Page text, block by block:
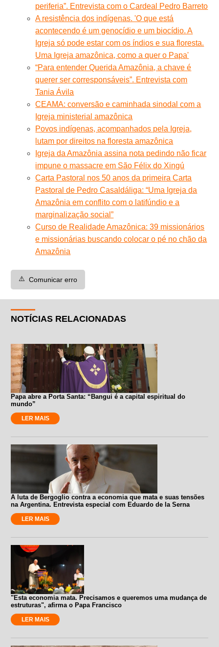
periferia”. Entrevista com o Cardeal Pedro Barreto
A resistência dos indígenas. 'O que está
acontecendo é um genocídio e um biocídio. A
Igreja só pode estar com os índios e sua floresta.
Uma Igreja amazônica, como a quer o Papa'
“Para entender Querida Amazônia, a chave é
querer ser corresponsáveis”. Entrevista com
Tania Ávila
CEAMA: conversão e caminhada sinodal com a
Igreja ministerial amazônica
Povos indígenas, acompanhados pela Igreja,
lutam por direitos na floresta amazônica
Igreja da Amazônia assina nota pedindo não ficar
impune o massacre em São Félix do Xingú
Carta Pastoral nos 50 anos da primeira Carta
Pastoral de Pedro Casaldáliga: “Uma Igreja da
Amazônia em conflito com o latifúndio e a
marginalização social”
Curso de Realidade Amazônica: 39 missionários
e missionárias buscando colocar o pé no chão da
Amazônia
⚠️ Comunicar erro
NOTÍCIAS RELACIONADAS
Papa abre a Porta Santa: “Bangui é a capital espiritual do
mundo”
LER MAIS
A luta de Bergoglio contra a economia que mata e suas tensões
na Argentina. Entrevista especial com Eduardo de la Serna
LER MAIS
"Esta economia mata. Precisamos e queremos uma mudança de
estruturas", afirma o Papa Francisco
LER MAIS